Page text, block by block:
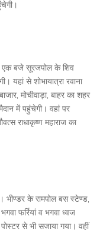
एक बजे सूरजपोल के शिव
यहां से शोभायात्रा रवाना
मोचीवाड़ा, बाहर का शहर
में पहुंचेगी। वहां पर
राधाकृष्ण महाराज का
भीण्डर के रामपोल बस स्टेण्ड,
फर्रियां व भगवा ध्वज
से भी सजाया गया। वहीं